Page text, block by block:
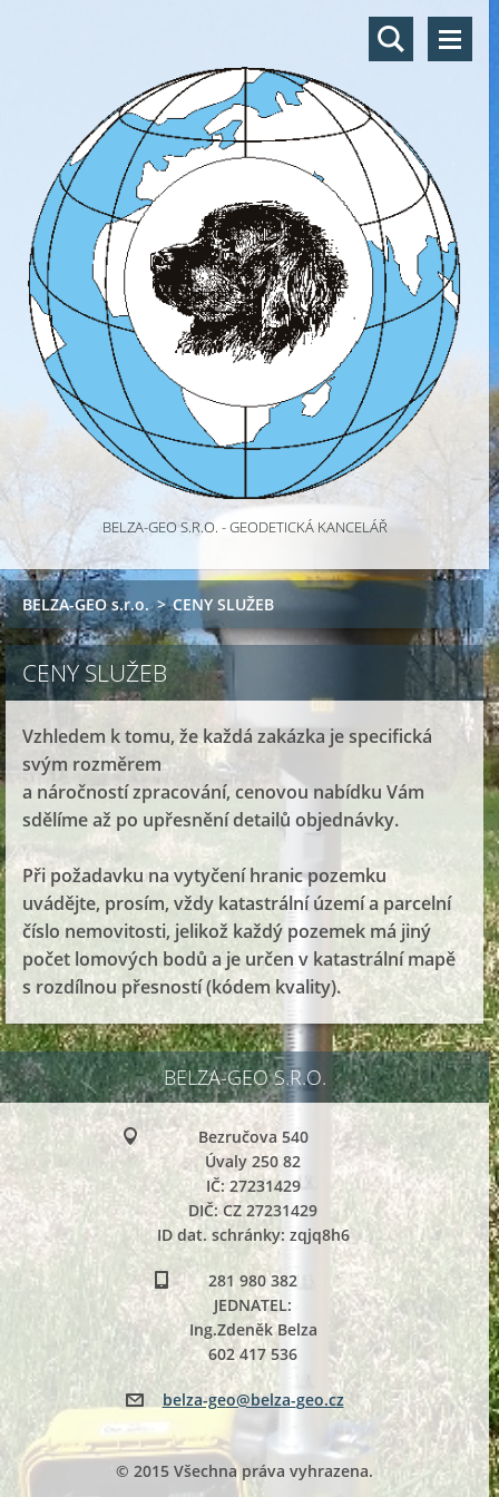
BELZA-GEO S.R.O. - GEODETICKÁ KANCELÁŘ
BELZA-GEO s.r.o. > CENY SLUŽEB
CENY SLUŽEB
Vzhledem k tomu, že každá zakázka je specifická
svým rozměrem
a náročností zpracování, cenovou nabídku Vám
sdělíme až po upřesnění detailů objednávky.
Při požadavku na vytyčení hranic pozemku
uvádějte, prosím, vždy katastrální území a parcelní
číslo nemovitosti, jelikož každý pozemek má jiný
počet lomových bodů a je určen v katastrální mapě
s rozdílnou přesností (kódem kvality).
BELZA-GEO S.R.O.
Bezručova 540
Úvaly 250 82
IČ: 27231429
DIČ: CZ 27231429
ID dat. schránky: zqjq8h6
281 980 382
JEDNATEL:
Ing.Zdeněk Belza
602 417 536
belza-geo@belza-geo.cz
© 2015 Všechna práva vyhrazena.